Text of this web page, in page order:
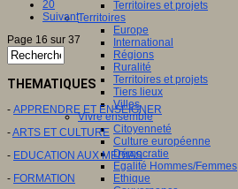
Territoires et projets
Territoires
Europe
International
Régions
Ruralité
Territoires et projets
Tiers lieux
Villes
Vivre ensemble
Citoyenneté
Culture européenne
Démocratie
Egalité Hommes/Femmes
Ethique
20
Suivant
Page 16 sur 37
THEMATIQUES
- APPRENDRE ET ENSEIGNER
-ARTS ET CULTURE
- EDUCATION AUX MEDIAS
- FORMATION